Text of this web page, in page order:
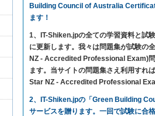
Building Council of Australia
ます！
1、IT-Shiken.jpの全ての学習資料と試
に更新します。我々は問題集が試験の
NZ - Accredited Professional Exam)問
ます。当サイトの問題集さえ利用す
Star NZ - Accredited Professional
2、IT-Shiken.jpの「Green Building
サービスを贈ります。一回で試験に合